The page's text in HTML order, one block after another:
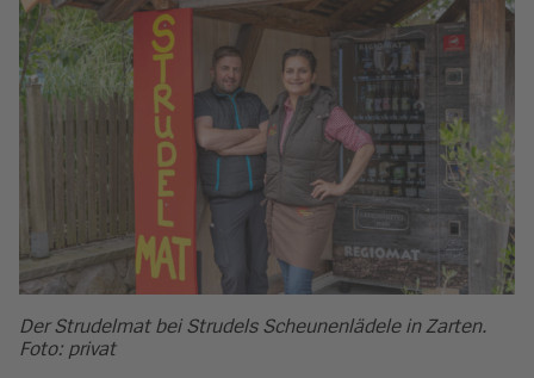
Der Strudelmat bei Strudels Scheunenlädele in Zarten.
Foto: privat